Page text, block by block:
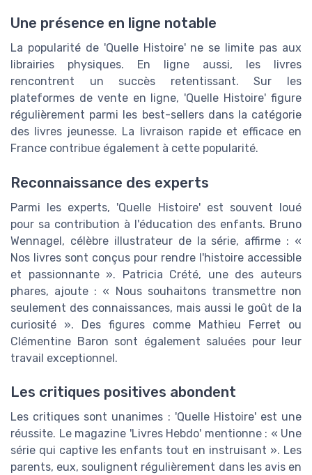
Une présence en ligne notable
La popularité de 'Quelle Histoire' ne se limite pas aux
librairies physiques. En ligne aussi, les livres
rencontrent un succès retentissant. Sur les
plateformes de vente en ligne, 'Quelle Histoire' figure
régulièrement parmi les best-sellers dans la catégorie
des livres jeunesse. La livraison rapide et efficace en
France contribue également à cette popularité.
Reconnaissance des experts
Parmi les experts, 'Quelle Histoire' est souvent loué
pour sa contribution à l'éducation des enfants. Bruno
Wennagel, célèbre illustrateur de la série, affirme : «
Nos livres sont conçus pour rendre l'histoire accessible
et passionnante ». Patricia Crété, une des auteurs
phares, ajoute : « Nous souhaitons transmettre non
seulement des connaissances, mais aussi le goût de la
curiosité ». Des figures comme Mathieu Ferret ou
Clémentine Baron sont également saluées pour leur
travail exceptionnel.
Les critiques positives abondent
Les critiques sont unanimes : 'Quelle Histoire' est une
réussite. Le magazine 'Livres Hebdo' mentionne : « Une
série qui captive les enfants tout en instruisant ». Les
parents, eux, soulignent régulièrement dans les avis en